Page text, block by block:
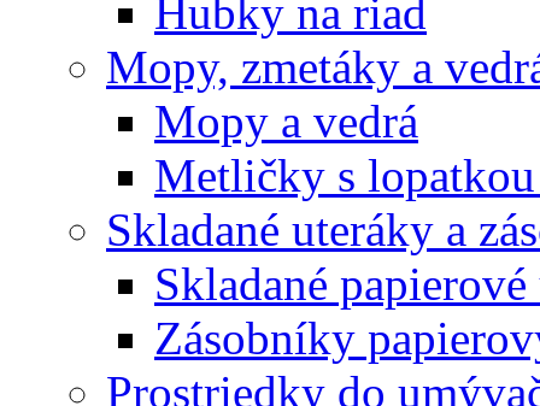
Hubky na riad
Mopy, zmetáky a
Mopy a vedrá
Metličky s
Skladané uteráky a
Skladané
Zásobníky
Prostriedky do